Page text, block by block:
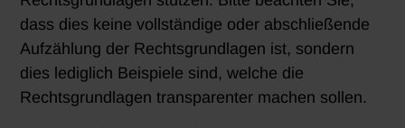
dass dies keine vollständige oder abschließende
Aufzählung der Rechtsgrundlagen ist, sondern
dies lediglich Beispiele sind, welche die
Rechtsgrundlagen transparenter machen sollen.